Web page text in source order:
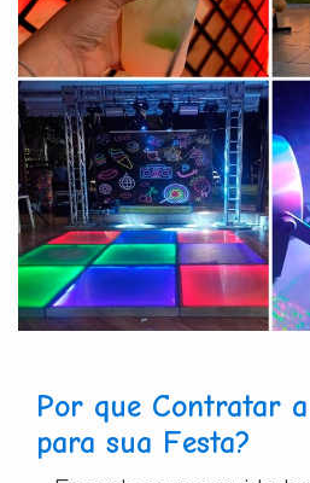
Por que Contratar
para sua Festa?